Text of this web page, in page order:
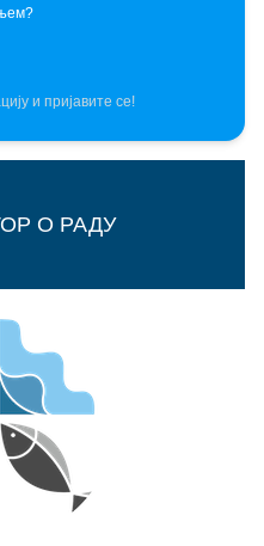
и пријавите се!
О РАДУ